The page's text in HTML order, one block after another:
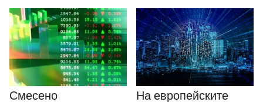
Смесено
На европейските